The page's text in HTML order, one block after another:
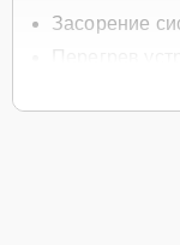
Засорение
Износ